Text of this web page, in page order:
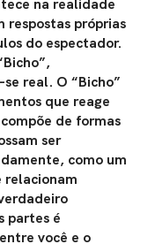
na realidade
respostas próprias
do espectador.
real. O “Bicho”
que reage
de formas
ser
como um
relacionam
partes é
você e o